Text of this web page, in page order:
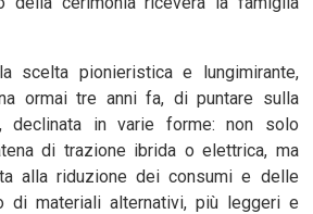
scelta pionieristica e lungimirante,
ormai tre anni fa, di puntare sulla
declinata in varie forme: non solo
di trazione ibrida o elettrica, ma
alla riduzione dei consumi e delle
di materiali alternativi, più leggeri e